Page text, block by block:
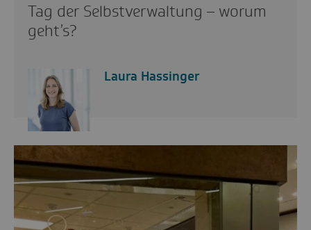
Tag der Selbstverwaltung – worum
geht’s?
Laura Hassinger